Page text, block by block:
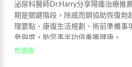
泌尿科醫師Dr.Harry分享陽痿治療推
期是關鍵階段，除威而鋼協助恢復勃
理要點、康復生活規劃、術前準備事
參與度，助您事半功倍重獲健康。
性健康